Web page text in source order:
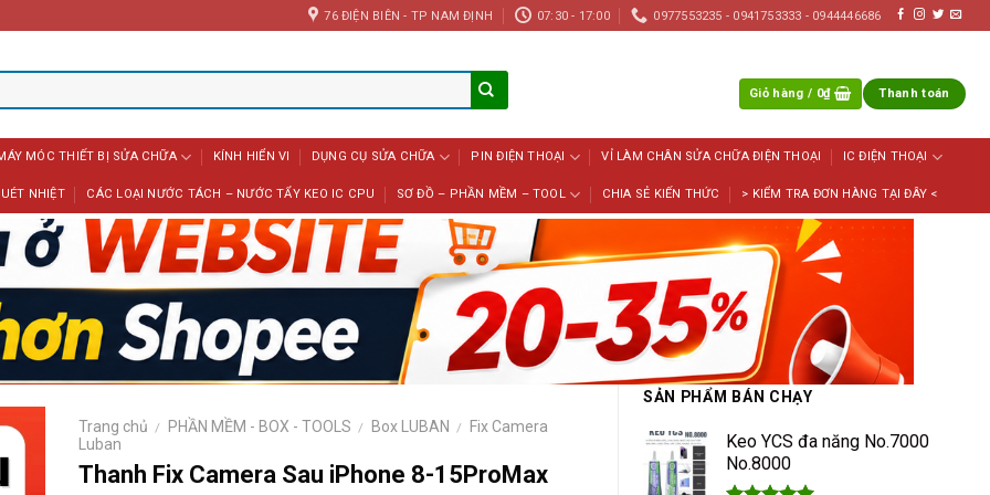
76 ĐIỆN BIÊN - TP NAM ĐỊNH 07:30 - 17:00 0977553235 - 0941753333 - 0944446686
Giỏ hàng / 0₫ Thanh toán
MÓC THIẾT BỊ SỬA CHỮA KÍNH HIỂN VI DỤNG CỤ SỬA CHỮA PIN ĐIỆN THOẠI VỈ LÀM CHÂN SỬA CHỮA ĐIỆN THOẠI IC ĐIỆN THOẠI
NHIỆT CÁC LOẠI NƯỚC TÁCH – NƯỚC TẨY KEO IC CPU SƠ ĐỒ – PHẦN MỀM – TOOL CHIA SẺ KIẾN THỨC > KIỂM TRA ĐƠN HÀNG TẠI ĐÂY <
SẢN PHẨM BÁN CHẠY
Keo YCS đa năng No.7000
No.8000
Trang chủ / PHẦN MỀM - BOX - TOOLS / Box LUBAN /
Fix Camera
Luban
Thanh Fix Camera Sau iPhone 8-15ProMax